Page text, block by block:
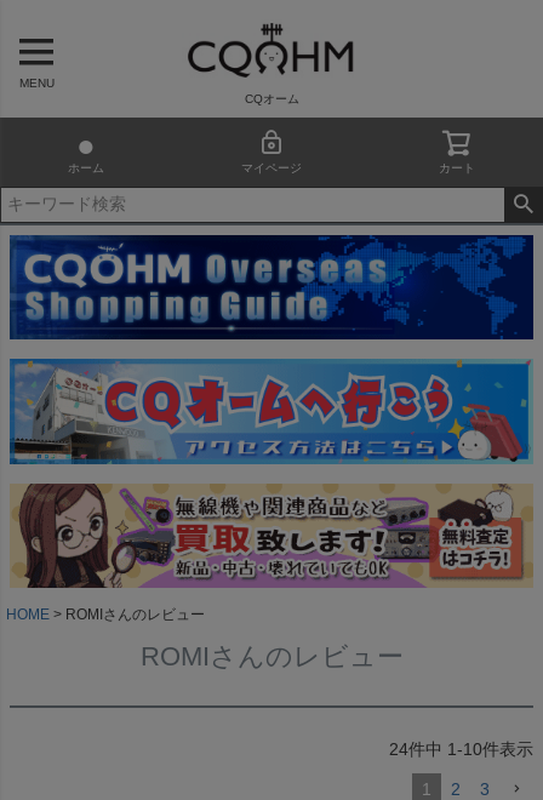
MENU
CQオーム
ホーム マイページ カート
HOME ROMIさんのレビュー
ROMIさんのレビュー
24件中 1-10件表示
1 2 3